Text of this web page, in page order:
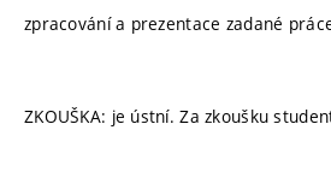
zpracování a prezentace zadané
ZKOUŠKA: je ústní. Za zkoušku